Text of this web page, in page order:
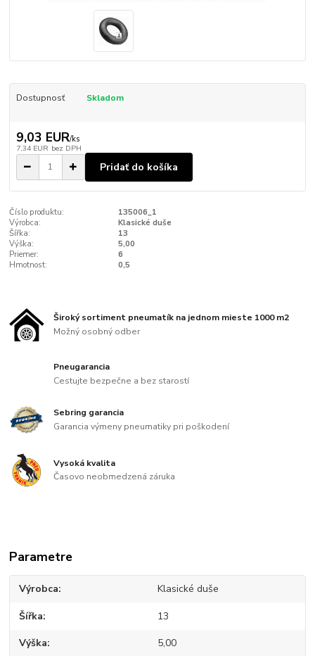
Dostupnosť Skladom
9,03 EUR/ks
7,34 EUR bez DPH
Pridať do košíka
Číslo produktu:
135006_1
Výrobca:
Klasické duše
Šířka:
13
Výška:
5,00
Priemer:
6
Hmotnost:
0,5
Široký sortiment pneumatík na jednom mieste 1000 m2
Možný osobný odber
Pneugarancia
Cestujte bezpečne a bez starostí
Sebring garancia
Garancia výmeny pneumatiky pri poškodení
Vysoká kvalita
Časovo neobmedzená záruka
Parametre
Výrobca Klasické duše
Šířka 13
Výška 5,00